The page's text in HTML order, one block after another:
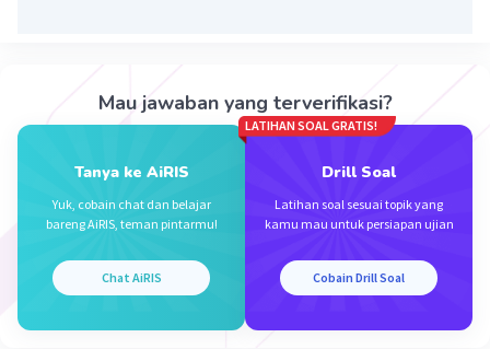
Mau jawaban yang terverifikasi?
Tanya ke AiRIS
Yuk, cobain chat dan belajar
bareng AiRIS, teman pintarmu!
Chat AiRIS
LATIHAN SOAL GRATIS!
Drill Soal
Latihan soal sesuai topik yang
kamu mau untuk persiapan ujian
Cobain Drill Soal